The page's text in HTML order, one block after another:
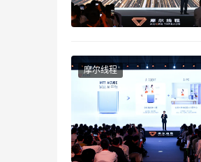
摩尔线程